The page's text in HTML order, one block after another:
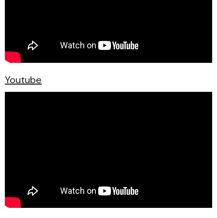
Youtube